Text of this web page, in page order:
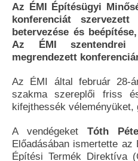
Az ÉMI Építésügyi
konferenciát
betervezése és
Az ÉMI szentendrei
megrendezett
Az ÉMI által február 28-
szakma szereplői friss
kifejthessék véleményüket,
A vendégeket Tóth
Előadásában ismertette
Építési Termék Direktíva